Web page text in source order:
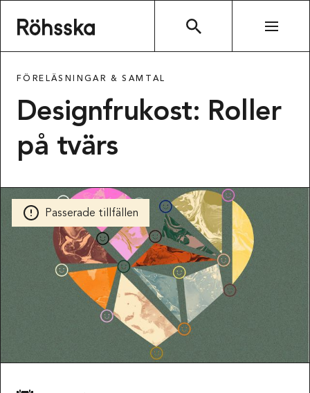
FÖRELÄSNINGAR & SAMTAL
Designfrukost: Roller
på tvärs
Passerade tillfällen